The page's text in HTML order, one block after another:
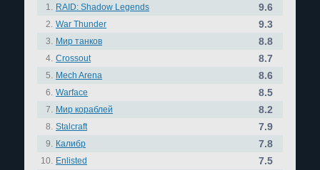
1. RAID: Shadow Legends 9.6
2. War Thunder 9.3
3. Мир танков 8.8
4. Crossout 8.7
5. Mech Arena 8.6
6. Warface 8.5
7. Мир кораблей 8.2
8. Stalcraft 7.9
9. Калибр 7.8
10. Enlisted 7.5